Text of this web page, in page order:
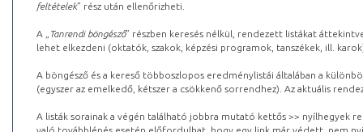
feltételek” rész után ellenőrizheti.
A „ Tanrendi böngésző” részben keresés nélkül, rendezett listákat
lehet elkezdeni (oktatók, szakok, képzési programok, tanszékek, ill.
A böngésző és a kereső többoszlopos eredménylistái általában a
(egyszer az emelkedő, kétszer a csökkenő sorrendhez). Az aktuális
A listák sorainak a végén található jobbra mutató kettős >> nyílhegyek